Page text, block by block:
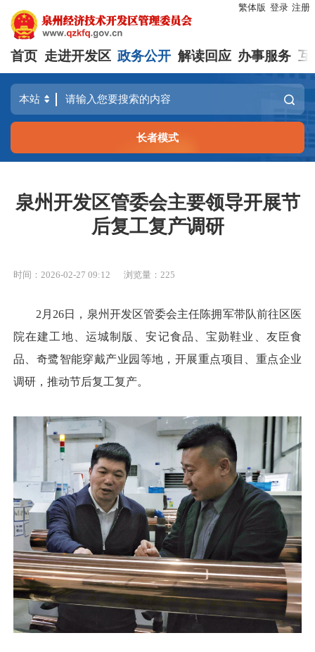
繁体版 登录 注册
首页 走进开发区 政务公开 解读回应 办事服务 互
长者模式
泉州开发区管委会主要领导开展节
后复工复产调研
时间：2026-02-27 09:12 浏览量： 225
2月26日，泉州开发区管委会主任陈拥军带队前往区医
院在建工地、运城制版、安记食品、宝勋鞋业、友臣食
品、奇鹭智能穿戴产业园等地，开展重点项目、重点企业
调研，推动节后复工复产。